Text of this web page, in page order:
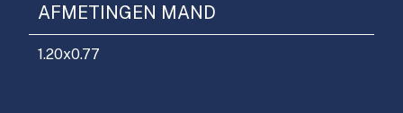
AFMETINGEN MAND
1.20x0.77